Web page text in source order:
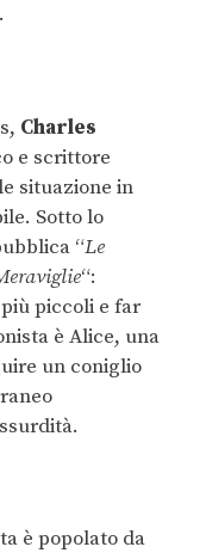
Charles
e scrittore
situazione in
Sotto lo
“Le
“:
piccoli e far
è Alice, una
un coniglio
è popolato da